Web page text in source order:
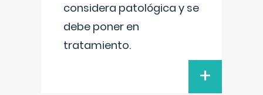
considera patológica y se
debe poner en
tratamiento.
+